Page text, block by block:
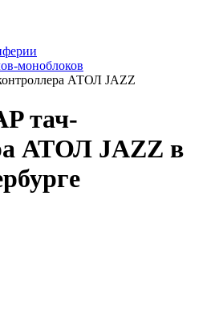
моноблоков
АТОЛ JAZZ
тач-
АТОЛ JAZZ в